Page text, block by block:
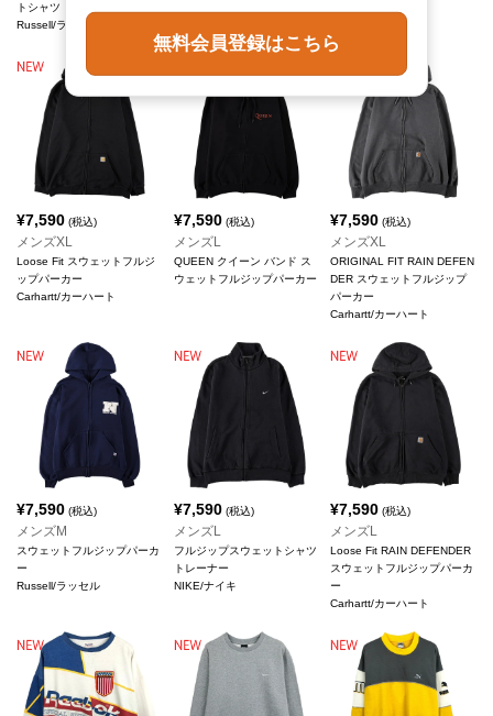
トシャツ トレーナー
Russell/ラッセル
¥7,590 (税込)
メンズXL
Loose Fit スウェットフルジ
ップパーカー
Carhartt/カーハート
¥7,590(税込)
メンズL
QUEEN クイーン バンド ス
ウェットフルジップパーカー
¥7,590 (税込)
メンズXL
ORIGINAL FIT RAIN DEFEN
DER スウェットフルジップ
パーカー
Carhartt/カーハート
¥7,590 (税込)
メンズM
スウェットフルジップパーカ
ー
Russell/ラッセル
¥7,590(税込)
メンズL
フルジップスウェットシャツ
トレーナー
NIKE/ナイキ
¥7,590 (税込)
メンズL
Loose Fit RAIN DEFENDER
スウェットフルジップパーカ
ー
Carhartt/カーハート
無料会員登録はこちら